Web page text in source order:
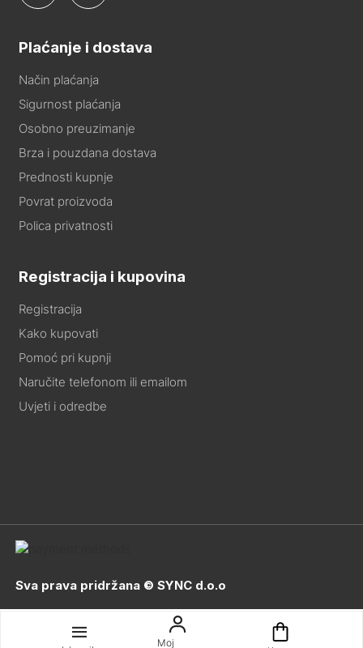
Moj
Plaćanje i dostava
Način plaćanja
Sigurnost plaćanja
Osobno preuzimanje
Brza i pouzdana dostava
Prednosti kupnje
Povrat proizvoda
Polica privatnosti
Registracija i kupovina
Registracija
Kako kupovati
Pomoć pri kupnji
Naručite telefonom ili emailom
Uvjeti i odredbe
Sva prava pridržana © SYNC d.o.o